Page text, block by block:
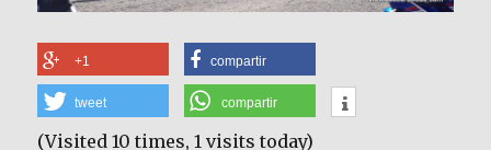
+1 compartir
tweet compartir
(Visited 10 times, 1 visits today)